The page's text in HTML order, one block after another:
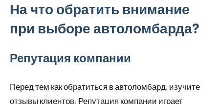
На что обратить внимание
при выборе автоломбарда?
Репутация компании
Перед тем как обратиться в автоломбард, изучите
отзывы клиентов. Репутация компании играет